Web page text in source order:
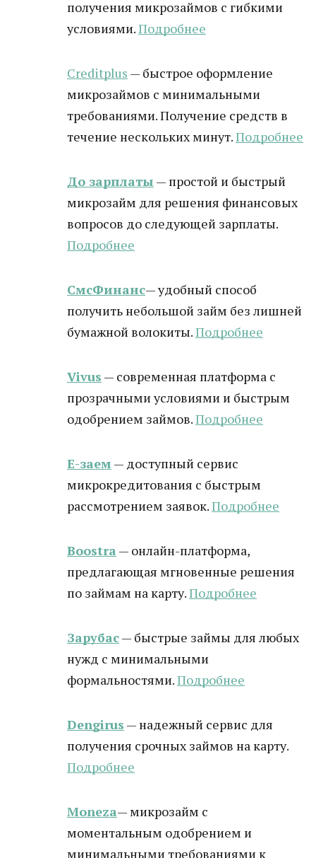
получения микрозаймов с гибкими
условиями.Подробнее
Creditplus — быстрое оформление
микрозаймов с минимальными
требованиями. Получение средств в
течение нескольких минут.Подробнее
До зарплаты — простой и быстрый
микрозайм для решения финансовых
вопросов до следующей зарплаты.
Подробнее
СмсФинанс— удобный способ
получить небольшой займ без лишней
бумажной волокиты.Подробнее
Vivus — современная платформа с
прозрачными условиями и быстрым
одобрением займов.Подробнее
Е-заем — доступный сервис
микрокредитования с быстрым
рассмотрением заявок.Подробнее
Boostra — онлайн-платформа,
предлагающая мгновенные решения
по займам на карту.Подробнее
Зарубас— быстрые займы для любых
нужд с минимальными
формальностями.Подробнее
Dengirus — надежный сервис для
получения срочных займов на карту.
Подробнее
Moneza— микрозайм с
моментальным одобрением и
минимальными требованиями к